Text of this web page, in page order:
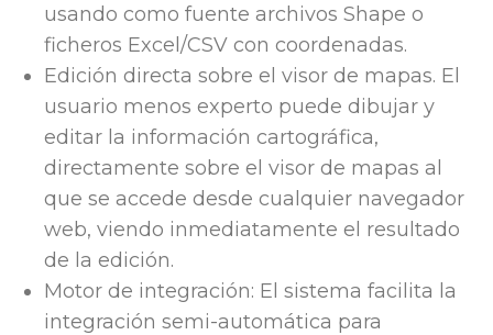
usando como fuente archivos Shape o
ficheros Excel/CSV con coordenadas.
Edición directa sobre el visor de mapas. El
usuario menos experto puede dibujar y
editar la información cartográfica,
directamente sobre el visor de mapas al
que se accede desde cualquier navegador
web, viendo inmediatamente el resultado
de la edición.
Motor de integración: El sistema facilita la
integración semi-automática para